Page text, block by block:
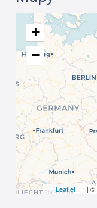
+
−
Leaflet | ©